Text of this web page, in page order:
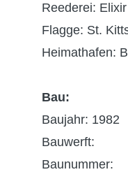
Reederei:
Flagge: St.
Heimathafen:
Bau:
Baujahr: 1982
Bauwerft:
Baunummer: